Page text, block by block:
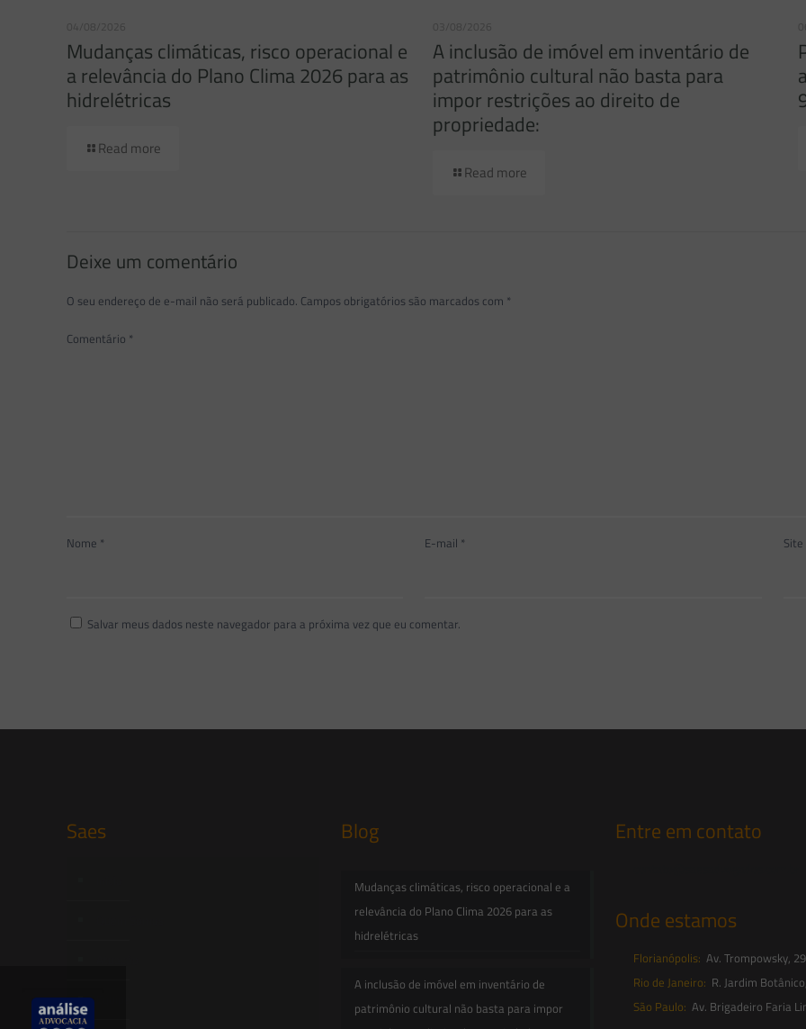
04/08/2026
Mudanças climáticas, risco operacional e
a relevância do Plano Clima 2026 para as
hidrelétricas
Read more
03/08/2026
A inclusão de imóvel em inventário de
patrimônio cultural não basta para
impor restrições ao direito de
propriedade:
Read more
Deixe um comentário
O seu endereço de e-mail não será publicado. Campos obrigatórios são marcados com *
Comentário *
Nome * E-mail * Site
Salvar meus dados neste navegador para a próxima vez que eu comentar.
Saes Blog
Mudanças climáticas, risco operacional e a
relevância do Plano Clima 2026 para as
hidrelétricas
A inclusão de imóvel em inventário de
patrimônio cultural não basta para impor
Entre em contato
Onde estamos
Florianópolis: Av. Trompowsky,
Rio de Janeiro: R. Jardim
São Paulo: Av. Brigadeiro Faria